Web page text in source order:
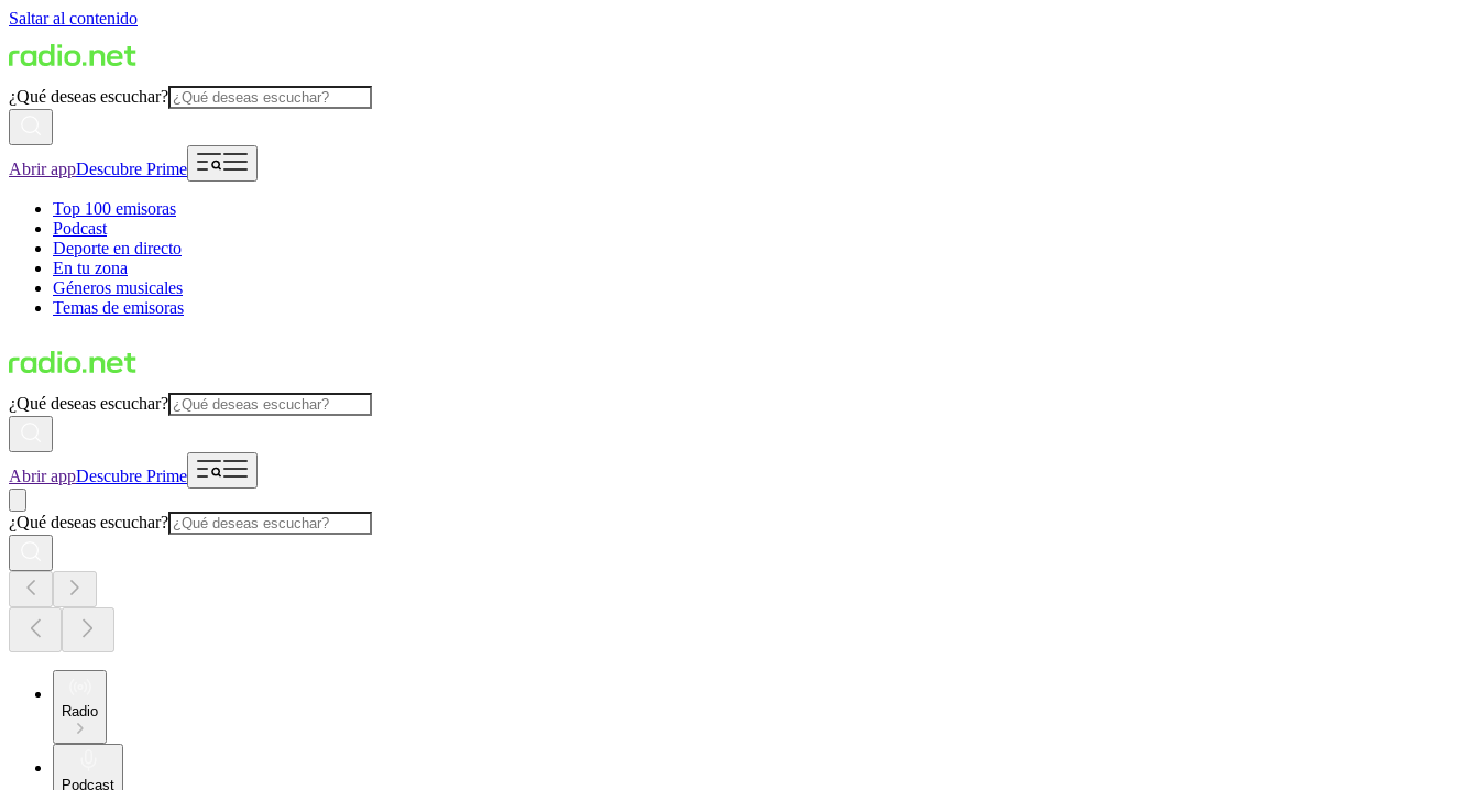
Saltar al contenido
¿Qué deseas escuchar?
Abrir appDescubre Prime
Top 100 emisoras
Podcast
Deporte en directo
En tu zona
Géneros musicales
Temas de emisoras
¿Qué deseas escuchar?
Abrir appDescubre Prime
¿Qué deseas escuchar?
Radio
Podcast